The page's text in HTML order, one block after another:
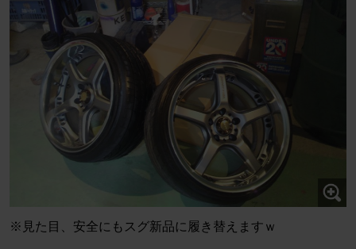
※見た目、安全にもスグ新品に履き替えますｗ